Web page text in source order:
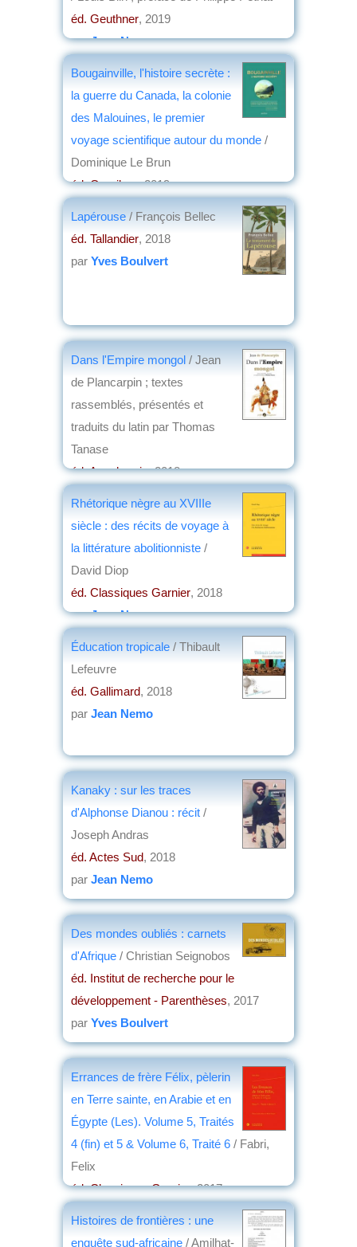
éd. Geuthner, 2019
parJean Nemo
Bougainville, l'histoire secrète :
la guerre du Canada, la colonie
des Malouines, le premier
voyage scientifique autour du monde /
Dominique Le Brun
éd. Omnibus, 2019
Lapérouse / François Bellec
éd. Tallandier, 2018
par Yves Boulvert
Dans l'Empire mongol / Jean
de Plancarpin ; textes
rassemblés, présentés et
traduits du latin par Thomas
Tanase
éd. Anacharsis, 2018
Rhétorique nègre au XVIIIe
siècle : des récits de voyage à
la littérature abolitionniste /
David Diop
éd. Classiques Garnier, 2018
parJean Nemo
Éducation tropicale / Thibault
Lefeuvre
éd. Gallimard, 2018
par Jean Nemo
Kanaky : sur les traces
d'Alphonse Dianou : récit /
Joseph Andras
éd. Actes Sud, 2018
par Jean Nemo
Des mondes oubliés : carnets
d'Afrique / Christian Seignobos
éd. Institut de recherche pour le
développement - Parenthèses, 2017
par Yves Boulvert
Errances de frère Félix, pèlerin
en Terre sainte, en Arabie et en
Égypte (Les). Volume 5, Traités
4 (fin) et 5 & Volume 6, Traité 6 / Fabri,
Felix
éd. Classiques Garnier, 2017
Histoires de frontières : une
enquête sud-africaine / Amilhat-